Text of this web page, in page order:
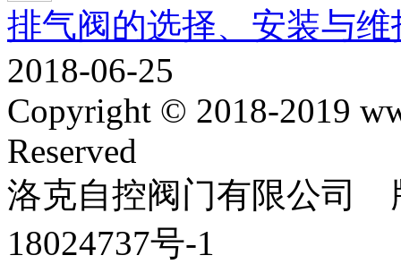
排气阀的选择、安装与维
2018-06-25
Copyright © 2018-2019
Reserved
洛克自控阀门有限公司
18024737号-1